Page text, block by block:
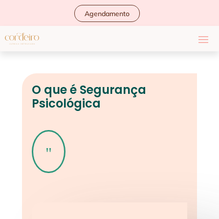
Agendamento
O que é Segurança
Psicológica
"